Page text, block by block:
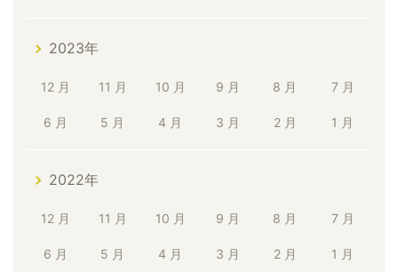
2023年
12 月 11 月 10 月 9 月 8 月 7 月
6 月 5 月 4 月 3 月 2 月 1 月
2022年
12 月 11 月 10 月 9 月 8 月 7 月
6 月 5 月 4 月 3 月 2 月 1 月